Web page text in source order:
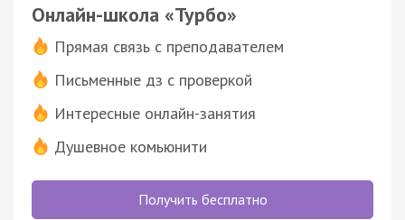
Онлайн-школа «Турбо»
Прямая связь с преподавателем
Письменные дз с проверкой
Интересные онлайн-занятия
Душевное комьюнити
Получить бесплатно